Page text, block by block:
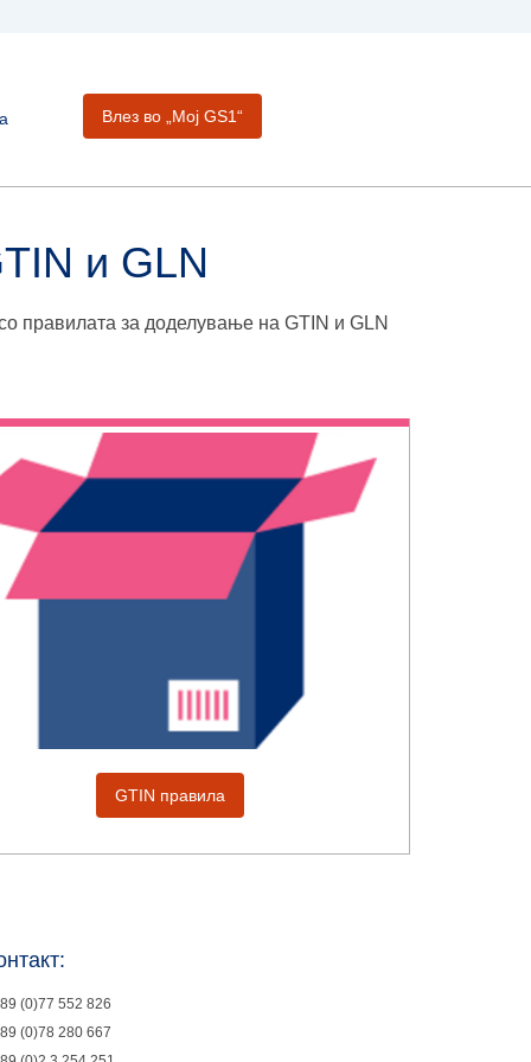
Влез во „Moj GS1“
и GLN
правилата за доделување на GTIN и GLN
GTIN правила
(0)77 552 826
(0)78 280 667